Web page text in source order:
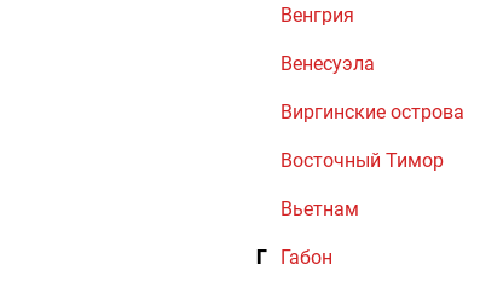
Венгрия
Венесуэла
Виргинские острова
Восточный Тимор
Вьетнам
Г Габон